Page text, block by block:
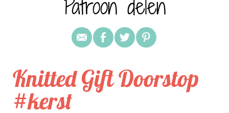
Patroon delen
Knitted Gift Doorstop
#kerst